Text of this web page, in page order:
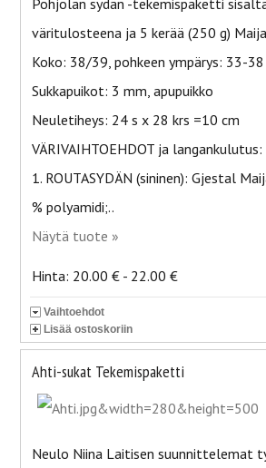
Pohjolan sydän -tekemispaketti
väritulosteena ja 5 kerää (250 g)
Koko: 38/39, pohkeen ympärys: 33-
Sukkapuikot: 3 mm, apupuikko
Neuletiheys: 24 s x 28 krs =10 cm
VÄRIVAIHTOEHDOT ja langankulutus:
1. ROUTASYDÄN (sininen): Gjestal
% polyamidi;..
Näytä tuote »
Hinta: 20.00 € - 22.00 €
Vaihtoehdot
Lisää ostoskoriin
Ahti-sukat Tekemispaketti
Neulo Niina Laitisen suunnittelemat